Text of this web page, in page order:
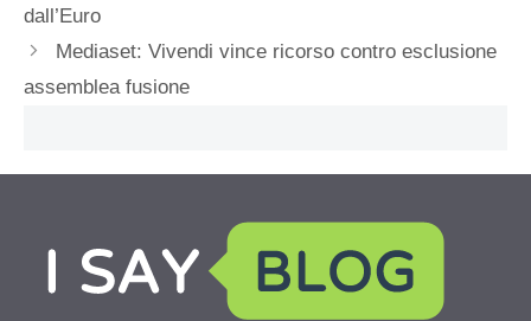
dall’Euro
Mediaset: Vivendi vince ricorso contro esclusione
assemblea fusione